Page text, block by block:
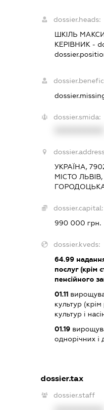
dossier.heads:
ШКІЛЬ
КЕРІВНИК -
dossier.smida:
УКРАЇНА,
МІСТО
dossier.capital:
990 000 грн.
dossier.kveds:
64.99
послуг (крім
пенсійного
01.11
культур
культур і
01.19
однорічних і
dossier.tax
dossier.staff